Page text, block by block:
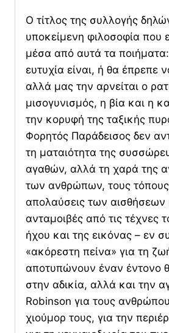
Ο τίτλος της συλλογής
υποκείμενη φιλοσοφία που
μέσα από αυτά τα ποιήματα:
ευτυχία είναι, ή θα έπρεπε
αλλά μας την αρνείται ο
μισογυνισμός, η βία και η
την κορυφή της ταξικής
Φορητός Παράδεισος δεν
τη ματαιότητα της
αγαθών, αλλά τη χαρά της
των ανθρώπων, τους
απολαύσεις των αισθήσεων
ανταμοιβές από τις τέχνες
ήχου και της εικόνας – εν
«ακόρεστη πείνα» για τη
αποτυπώνουν έναν έντονο
στην αδικία, αλλά και την
Robinson για τους
χιούμορ τους, για την